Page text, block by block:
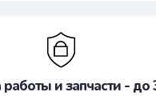
работы и запчасти - до